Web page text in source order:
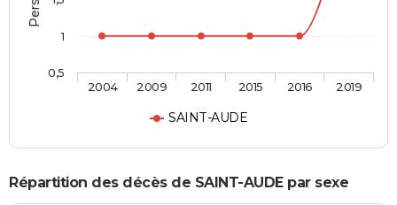
SAINT-AUDE
2004 2009 2011 2015 2016 2019
0,5
1
Répartition des décès de SAINT-AUDE par sexe